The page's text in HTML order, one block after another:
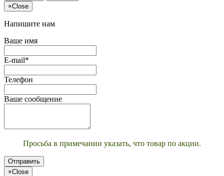
×Close
Напишите нам
Ваше имя
E-mail*
Телефон
Ваше сообщение
Просьба в примечании указать, что товар по акции.
Отправить
×Close